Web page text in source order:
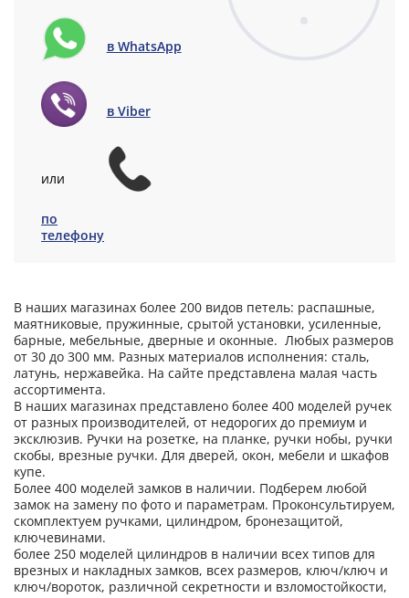
в WhatsApp
в Viber
или
по
телефону
В наших магазинах более 200 видов петель: распашные,
маятниковые, пружинные, срытой установки, усиленные,
барные, мебельные, дверные и оконные. Любых размеров
от 30 до 300 мм. Разных материалов исполнения: сталь,
латунь, нержавейка. На сайте представлена малая часть
ассортимента.
В наших магазинах представлено более 400 моделей ручек
от разных производителей, от недорогих до премиум и
эксклюзив. Ручки на розетке, на планке, ручки нобы, ручки
скобы, врезные ручки. Для дверей, окон, мебели и шкафов
купе.
Более 400 моделей замков в наличии. Подберем любой
замок на замену по фото и параметрам. Проконсультируем,
скомплектуем ручками, цилиндром, бронезащитой,
ключевинами.
более 250 моделей цилиндров в наличии всех типов для
врезных и накладных замков, всех размеров, ключ/ключ и
ключ/вороток, различной секретности и взломостойкости,